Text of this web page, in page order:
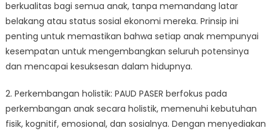
berkualitas bagi semua anak, tanpa memandang latar
belakang atau status sosial ekonomi mereka. Prinsip ini
penting untuk memastikan bahwa setiap anak mempunyai
kesempatan untuk mengembangkan seluruh potensinya
dan mencapai kesuksesan dalam hidupnya.
2. Perkembangan holistik: PAUD PASER berfokus pada
perkembangan anak secara holistik, memenuhi kebutuhan
fisik, kognitif, emosional, dan sosialnya. Dengan menyediakan